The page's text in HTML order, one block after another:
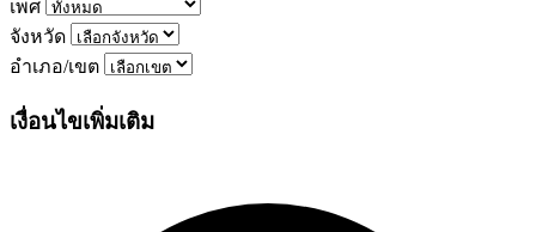
เพศ
จังหวัด
อำเภอ/เขต
เงื่อนไขเพิ่มเติม